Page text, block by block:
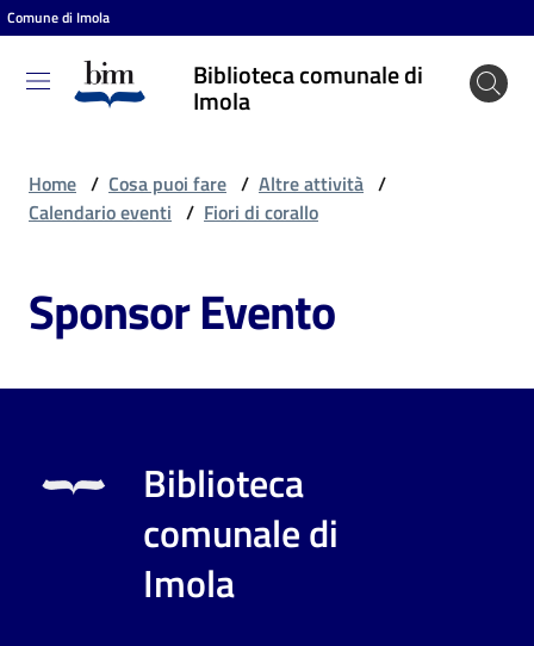
Vai al contenuto
Vai alla navigazione
Vai al footer
Comune di Imola
Biblioteca comunale di
Imola
Biblioteca
comunale
puoi
Home / Cosa puoi fare / Altre attività /
Calendario eventi / Fiori di corallo
Sponsor Evento
Biblioteca
comunale di
Imola